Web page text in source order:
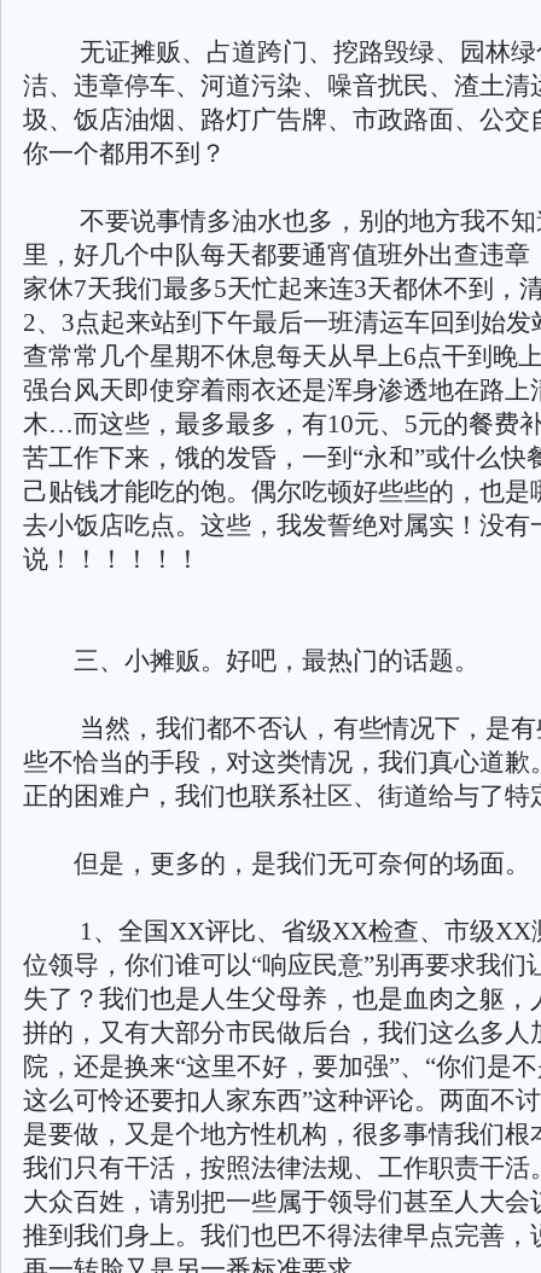
无证摊贩、占道跨门、挖路毁绿、园林绿
洁、违章停车、河道污染、噪音扰民、渣土清
圾、饭店油烟、路灯广告牌、市政路面、公
你一个都用不到？
不要说事情多油水也多，别的地方我不知
里，好几个中队每天都要通宵值班外出查违章
家休7天我们最多5天忙起来连3天都休不到，
2、3点起来站到下午最后一班清运车回到始发
查常常几个星期不休息每天从早上6点干到晚
强台风天即使穿着雨衣还是浑身渗透地在路上
木…而这些，最多最多，有10元、5元的餐费
苦工作下来，饿的发昏，一到“永和”或什么快
己贴钱才能吃的饱。偶尔吃顿好些些的，也是
去小饭店吃点。这些，我发誓绝对属实！没有
说！！！！！！
三、小摊贩。好吧，最热门的话题。
当然，我们都不否认，有些情况下，是有
些不恰当的手段，对这类情况，我们真心道歉
正的困难户，我们也联系社区、街道给与了特
但是，更多的，是我们无可奈何的场面。
1、全国XX评比、省级XX检查、市级XX
位领导，你们谁可以“响应民意”别再要求我们
失了？我们也是人生父母养，也是血肉之躯，
拼的，又有大部分市民做后台，我们这么多人
院，还是换来“这里不好，要加强”、“你们是
这么可怜还要扣人家东西”这种评论。两面不
是要做，又是个地方性机构，很多事情我们根
我们只有干活，按照法律法规、工作职责干活
大众百姓，请别把一些属于领导们甚至人大会
推到我们身上。我们也巴不得法律早点完善，